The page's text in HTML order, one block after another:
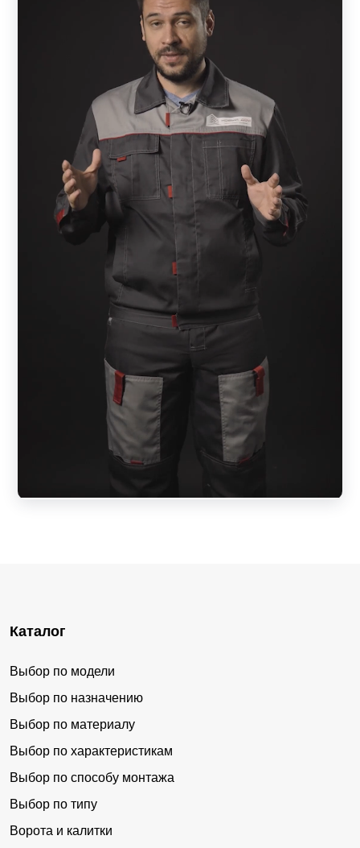
Каталог
Выбор по модели
Выбор по назначению
Выбор по материалу
Выбор по характеристикам
Выбор по способу монтажа
Выбор по типу
Ворота и калитки